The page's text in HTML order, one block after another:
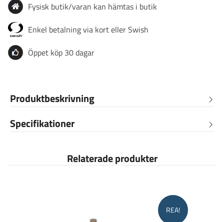
Fysisk butik/varan kan hämtas i butik
Enkel betalning via kort eller Swish
Öppet köp 30 dagar
Produktbeskrivning
Specifikationer
Relaterade produkter
REA!